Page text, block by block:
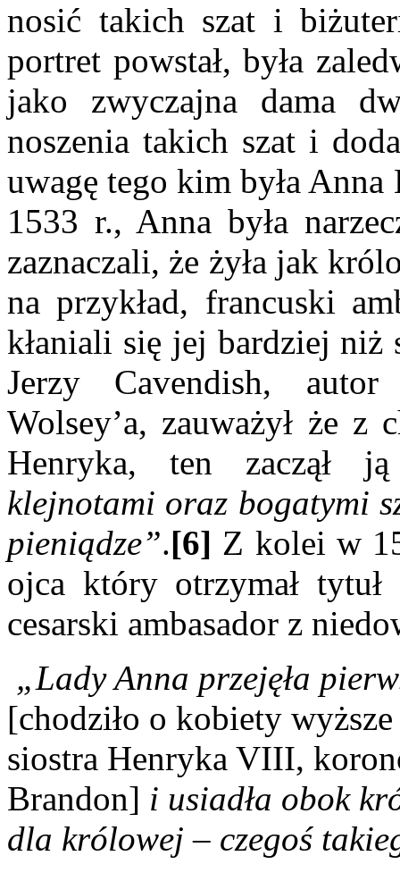
nosić takich szat i
portret powstał, była
jako zwyczajna dama
noszenia takich szat i
uwagę tego kim była
1533 r., Anna była
zaznaczali, że żyła jak
na przykład, francuski
kłaniali się jej bardziej niż
Jerzy Cavendish, autor
Wolsey’a, zauważył że z
Henryka, ten zaczął
klejnotami oraz bogatymi
pieniądze”.[6] Z kolei w
ojca który otrzymał
cesarski ambasador z
„Lady Anna przejęła
[chodziło o kobiety
siostra Henryka VIII,
Brandon] i usiadła obok
dla królowej – czegoś